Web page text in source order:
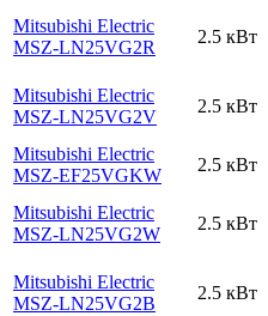
Mitsubishi Electric
MSZ-LN25VG2R
2.5 кВт
Mitsubishi Electric
MSZ-LN25VG2V
2.5 кВт
Mitsubishi Electric
MSZ-EF25VGKW
2.5 кВт
Mitsubishi Electric
MSZ-LN25VG2W
2.5 кВт
Mitsubishi Electric
MSZ-LN25VG2B
2.5 кВт